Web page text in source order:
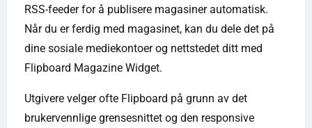
RSS-feeder for å publisere magasiner automatisk.
Når du er ferdig med magasinet, kan du dele det på
dine sosiale mediekontoer og nettstedet ditt med
Flipboard Magazine Widget.
Utgivere velger ofte Flipboard på grunn av det
brukervennlige grensesnittet og den responsive